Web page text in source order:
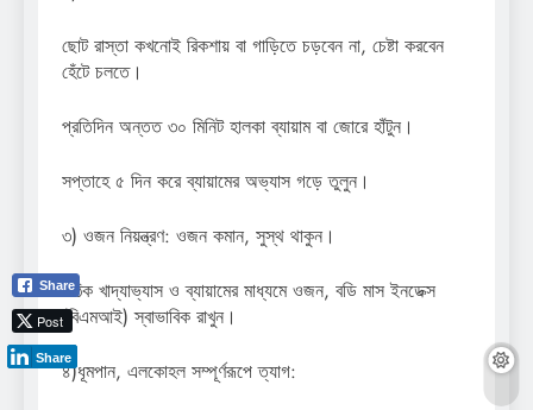
ছোট রাস্তা কখনোই রিকশায় বা গাড়িতে চড়বেন না, চেষ্টা করবেন
হেঁটে চলতে।
প্রতিদিন অন্তত ৩০ মিনিট হালকা ব্যায়াম বা জোরে হাঁটুন।
সপ্তাহে ৫ দিন করে ব্যায়ামের অভ্যাস গড়ে তুলুন।
৩) ওজন নিয়ন্ত্রণ: ওজন কমান, সুস্থ থাকুন।
সঠিক খাদ্যাভ্যাস ও ব্যায়ামের মাধ্যমে ওজন, বডি মাস ইনডেক্স
(বিএমআই) স্বাভাবিক রাখুন।
৪)ধূমপান, এলকোহল সম্পূর্ণরূপে ত্যাগ:
Share
Post
Share